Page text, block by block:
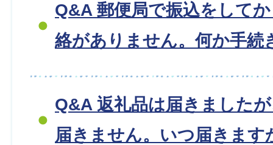
Q&A 郵便局で振込をして
絡がありません。何か手続
Q&A 返礼品は届きました
届きません。いつ届きます